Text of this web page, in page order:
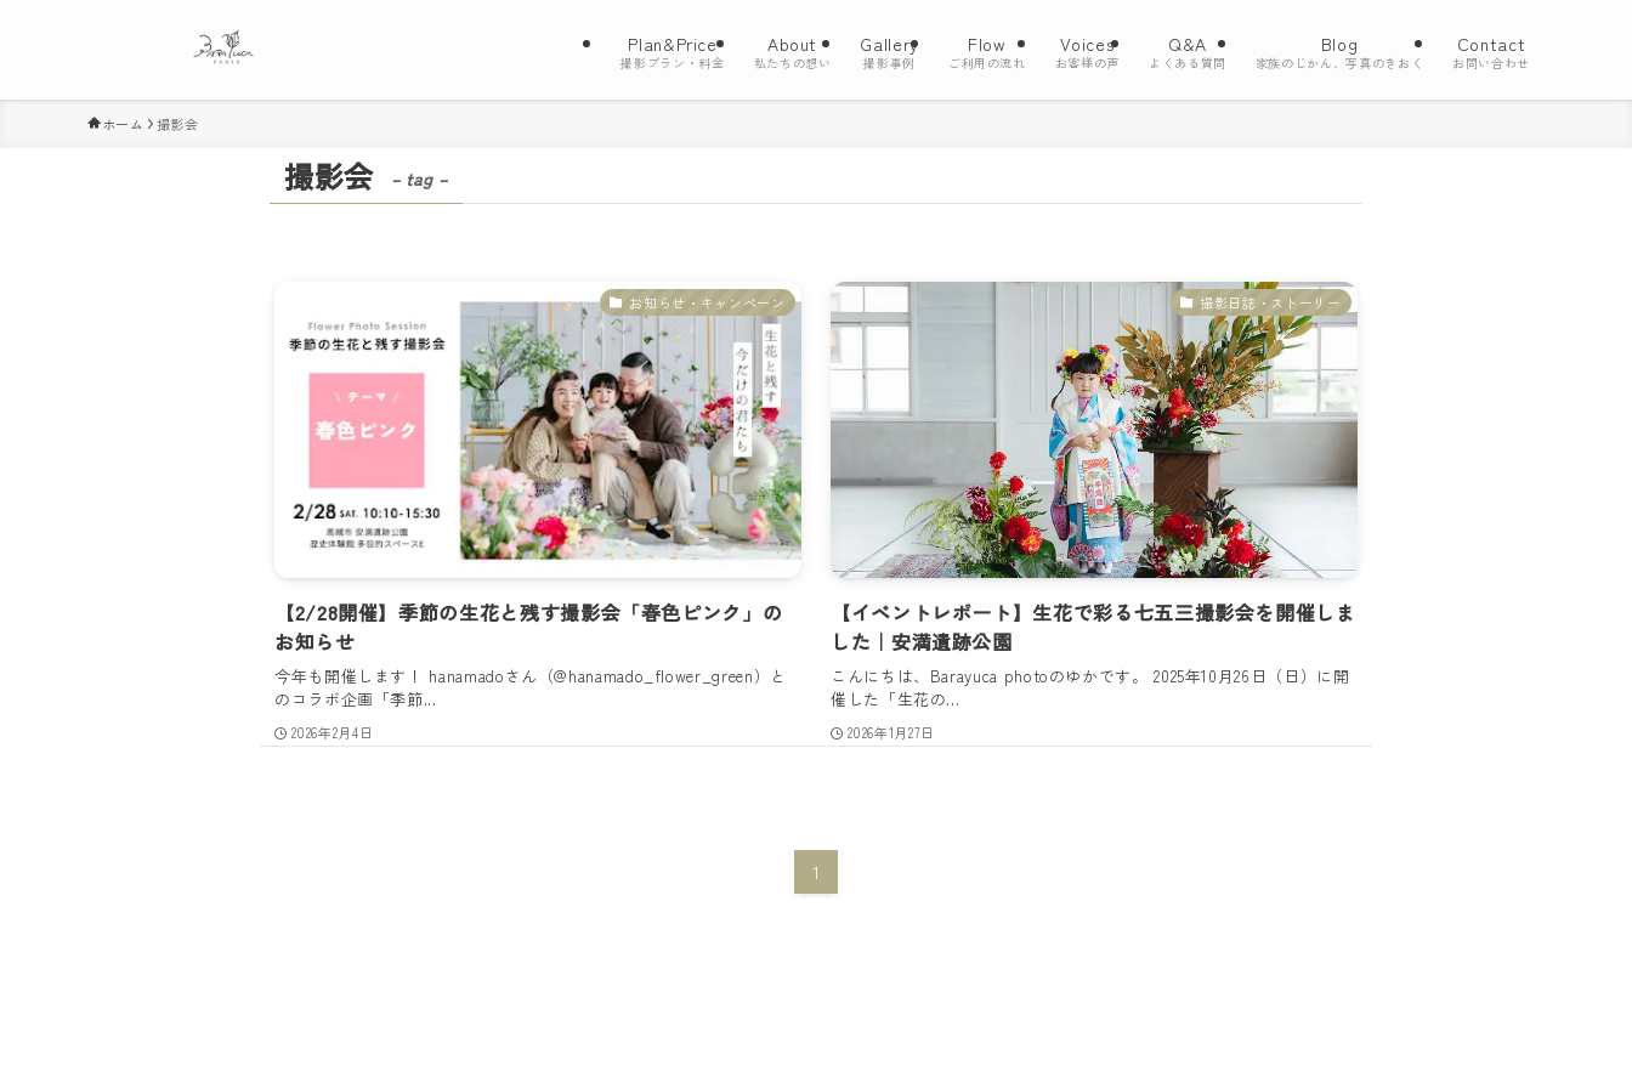
Plan&Price
撮影プラン・料金
About
私たちの想い
Gallery
撮影事例
Flow
ご利用の流れ
Voices
お客様の声
Q&A
よくある質問
Blog
家族のじかん、写真のきおく
Contact
お問い合わせ
ホーム 撮影会
撮影会 – tag –
お知らせ・キャンペーン
【2/28開催】季節の生花と残す撮影会「春色ピンク」の
お知らせ
今年も開催します！ hanamadoさん（@hanamado_flower_green）と
のコラボ企画「季節...
2026年2月4日
撮影日誌・ストーリー
【イベントレポート】生花で彩る七五三撮影会を開催しま
した｜安満遺跡公園
こんにちは、Barayuca photoのゆかです。 2025年10月26日（日）に開
催した「生花の...
2026年1月27日
1